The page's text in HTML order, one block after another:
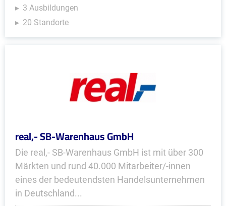
3 Ausbildungen
20 Standorte
real,- SB-Warenhaus GmbH
Die real,- SB-Warenhaus GmbH ist mit über 300
Märkten und rund 40.000 Mitarbeiter/-innen
eines der bedeutendsten Handelsunternehmen
in Deutschland...